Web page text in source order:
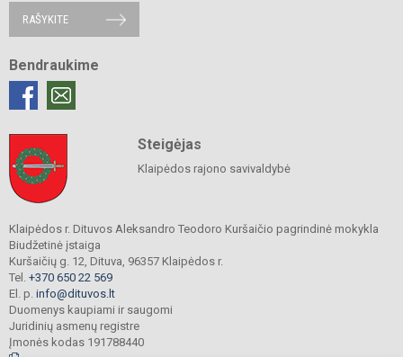
RAŠYKITE
Bendraukime
Steigėjas
Klaipėdos rajono savivaldybė
Klaipėdos r. Dituvos Aleksandro Teodoro Kuršaičio pagrindinė mokykla
Biudžetinė įstaiga
Kuršaičių g. 12, Dituva, 96357 Klaipėdos r.
Tel. +370 650 22 569
El. p. info@dituvos.lt
Duomenys kaupiami ir saugomi
Juridinių asmenų registre
Įmonės kodas 191788440